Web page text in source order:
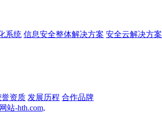
系统 信息安全整体解决方案 安全云解决方案
誉资质 发展历程 合作品牌
站-hth.com,